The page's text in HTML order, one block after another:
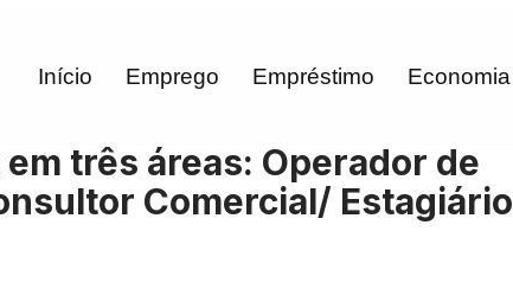
Início Emprego Empréstimo Economia
três áreas: Operador de
Comercial/ Estagiário